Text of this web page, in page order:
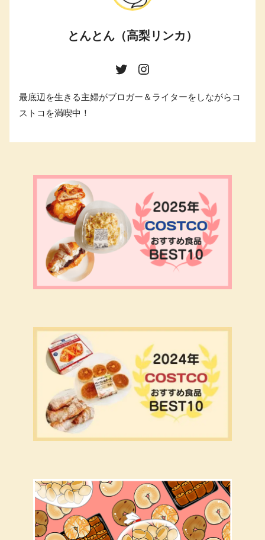
とんとん（高梨リンカ）
最底辺を生きる主婦がブロガー＆ライターをしながらコ
ストコを満喫中！